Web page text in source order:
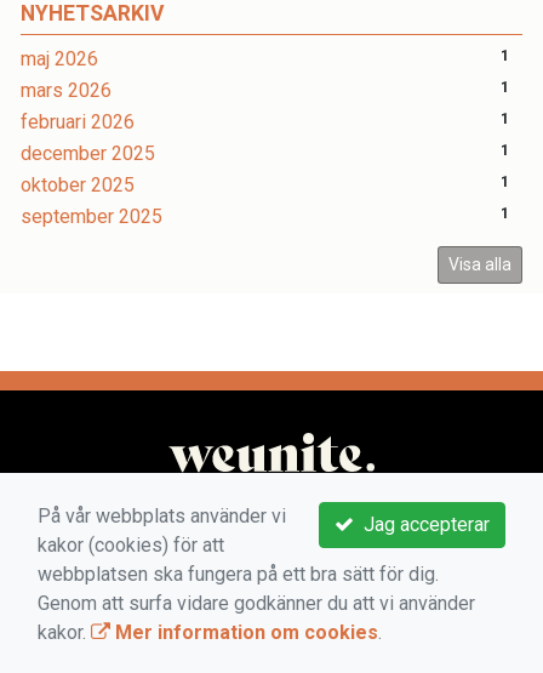
NYHETSARKIV
maj 2026 1
mars 2026 1
februari 2026 1
december 2025 1
oktober 2025 1
september 2025 1
Visa alla
Jag accepterar
På vår webbplats använder vi
kakor (cookies) för att
webbplatsen ska fungera på ett bra sätt för dig.
Genom att surfa vidare godkänner du att vi använder
kakor.
Mer information om cookies.